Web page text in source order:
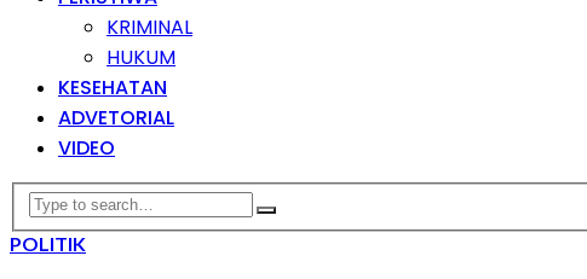
KRIMINAL
HUKUM
KESEHATAN
ADVETORIAL
VIDEO
POLITIK